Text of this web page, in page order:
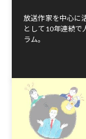
放送作家を中心に
として10年連続で
ラム。